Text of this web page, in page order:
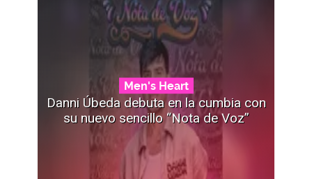
Men's Heart
Danni Úbeda debuta en la cumbia con
su nuevo sencillo “Nota de Voz”